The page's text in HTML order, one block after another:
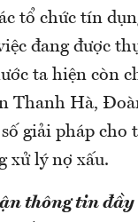
tổ chức tín
đang được
ta hiện còn
Thanh Hà,
giải pháp cho
xử lý nợ xấu.
thông tin